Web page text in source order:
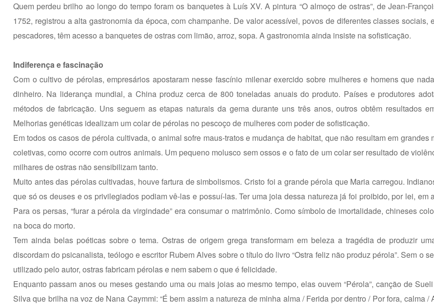
Quem perdeu brilho ao longo do tempo foram os banquetes à Luís XV. A pintura “O almoço de ostras”, de Jean-
1752, registrou a alta gastronomia da época, com champanhe. De valor acessível, povos de diferentes classes sociais,
pescadores, têm acesso a banquetes de ostras com limão, arroz, sopa. A gastronomia ainda insiste na sofisticação.
Indiferença e fascinação
Com o cultivo de pérolas, empresários apostaram nesse fascínio milenar exercido sobre mulheres e homens que
dinheiro. Na liderança mundial, a China produz cerca de 800 toneladas anuais do produto. Países e produtores
métodos de fabricação. Uns seguem as etapas naturais da gema durante uns três anos, outros obtêm resultados
Melhorias genéticas idealizam um colar de pérolas no pescoço de mulheres com poder de sofisticação.
Em todos os casos de pérola cultivada, o animal sofre maus-tratos e mudança de habitat, que não resultam em grandes
coletivas, como ocorre com outros animais. Um pequeno molusco sem ossos e o fato de um colar ser resultado de
milhares de ostras não sensibilizam tanto.
Muito antes das pérolas cultivadas, houve fartura de simbolismos. Cristo foi a grande pérola que Maria carregou.
que só os deuses e os privilegiados podiam vê-las e possuí-las. Ter uma joia dessa natureza já foi proibido, por lei, em
Para os persas, “furar a pérola da virgindade” era consumar o matrimônio. Como símbolo de imortalidade, chineses
na boca do morto.
Tem ainda belas poéticas sobre o tema. Ostras de origem grega transformam em beleza a tragédia de produzir
discordam do psicanalista, teólogo e escritor Rubem Alves sobre o título do livro “Ostra feliz não produz pérola”. Sem o
utilizado pelo autor, ostras fabricam pérolas e nem sabem o que é felicidade.
Enquanto passam anos ou meses gestando uma ou mais joias ao mesmo tempo, elas ouvem “Pérola”, canção de
Silva que brilha na voz de Nana Caymmi: “É bem assim a natureza de minha alma / Ferida por dentro / Por fora, calma /